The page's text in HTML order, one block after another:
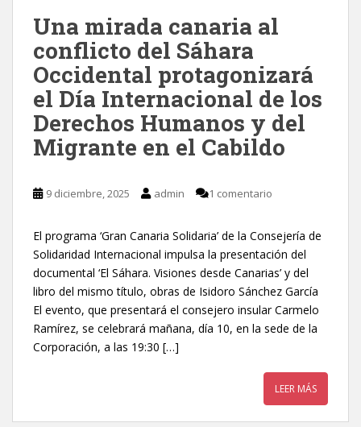
Una mirada canaria al
conflicto del Sáhara
Occidental protagonizará
el Día Internacional de los
Derechos Humanos y del
Migrante en el Cabildo
9 diciembre, 2025 admin 1 comentario
El programa ‘Gran Canaria Solidaria’ de la Consejería de
Solidaridad Internacional impulsa la presentación del
documental ‘El Sáhara. Visiones desde Canarias’ y del
libro del mismo título, obras de Isidoro Sánchez García
El evento, que presentará el consejero insular Carmelo
Ramírez, se celebrará mañana, día 10, en la sede de la
Corporación, a las 19:30 […]
LEER MÁS